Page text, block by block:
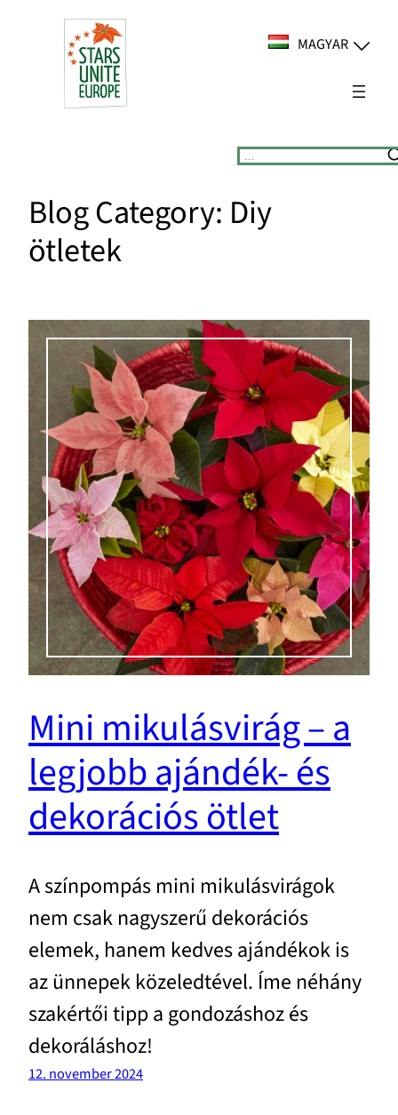
tartalomhoz
MAGYAR
Suchen
Blog Category: Diy
ötletek
Mini mikulásvirág – a
legjobb ajándék- és
dekorációs ötlet
A színpompás mini mikulásvirágok
nem csak nagyszerű dekorációs
elemek, hanem kedves ajándékok is
az ünnepek közeledtével. Íme néhány
szakértői tipp a gondozáshoz és
dekoráláshoz!
12. november 2024